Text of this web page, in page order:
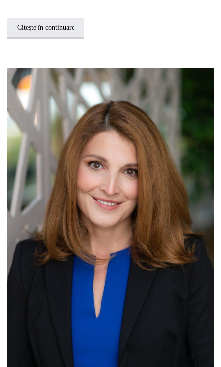
Citește în continuare